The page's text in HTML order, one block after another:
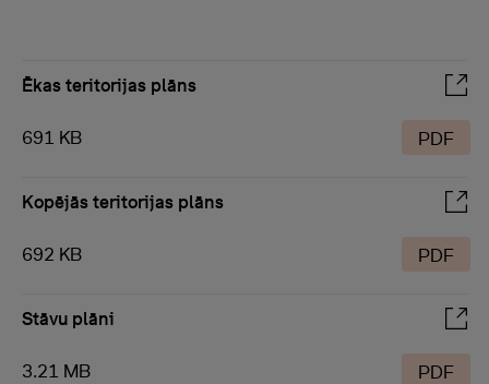
Ēkas teritorijas plāns
691 KB PDF
Kopējās teritorijas plāns
692 KB PDF
Stāvu plāni
3.21 MB PDF